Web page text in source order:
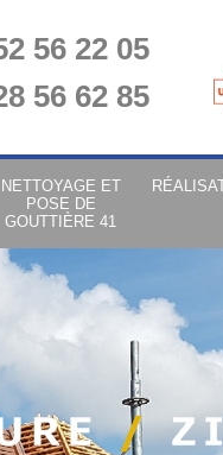
56 22 05
56 62 85
NETTOYAGE ET
POSE DE
GOUTTIÈRE 41